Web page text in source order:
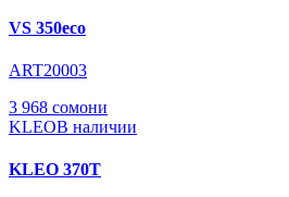
VS 350eco
ART20003
3 968 сомони
KLEOВ наличии
KLEO 370T